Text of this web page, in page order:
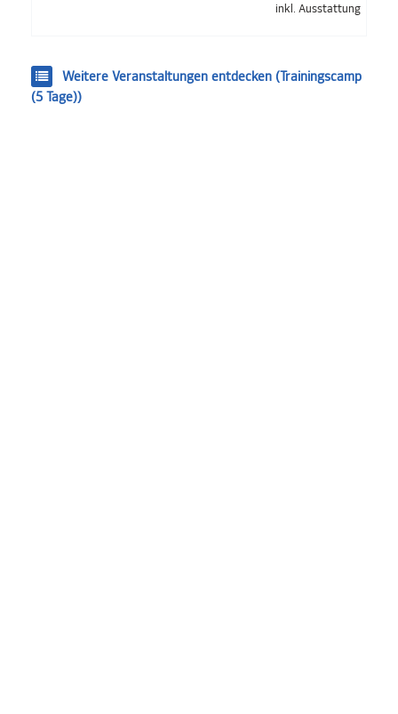
inkl. Ausstattung
Weitere Veranstaltungen entdecken (Trainingscamp
(5 Tage))